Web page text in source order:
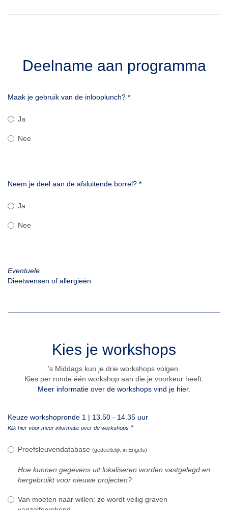
Deelname aan programma
Maak je gebruik van de inlooplunch? *
Ja
Nee
Neem je deel aan de afsluitende borrel? *
Ja
Nee
Eventuele
Dieetwensen of allergieën
Kies je workshops
’s Middags kun je drie workshops volgen.
Kies per ronde één workshop aan die je voorkeur heeft.
Meer informatie over de workshops vind je hier.
Keuze workshopronde 1 | 13.50 - 14.35 uur
Klik hier voor meer informatie over de workshops *
Proefsleuvendatabase (gedeeltelijk in Engels)
Hoe kunnen gegevens uit lokaliseren worden vastgelegd en
hergebruikt voor nieuwe projecten?
Van moeten naar willen: zo wordt veilig graven